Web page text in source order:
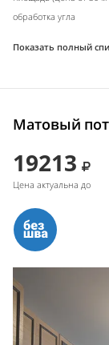
обработка угла
Показать полный
Матовый
19213
Цена актуальна до